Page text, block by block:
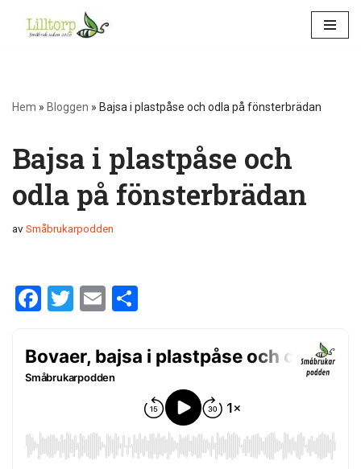
Hem » Bloggen » Bajsa i plastpåse och odla på fönsterbrädan
Bajsa i plastpåse och
odla på fönsterbrädan
avSmåbrukarpodden
F
ce
b
o
k
T
tt
er
E
ail a